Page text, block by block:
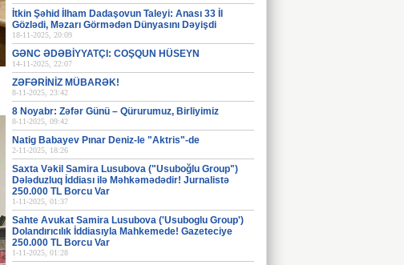
İtkin Şəhid İlham Dadaşovun Taleyi: Anası 33 İl
Gözlədi, Məzarı Görmədən Dünyasını Dəyişdi
18-11-2025, 20:09
GƏNC ƏDƏBİYYATÇI: COŞQUN HÜSEYN
14-11-2025, 22:07
ZƏFƏRİNİZ MÜBARƏK!
8-11-2025, 23:42
8 Noyabr: Zəfər Günü – Qürurumuz, Birliyimiz
8-11-2025, 09:42
Natig Babayev Pınar Deniz-le "Aktris"-de
2-11-2025, 18:26
Saxta Vəkil Samira Lusubova ("Usuboğlu Group")
Dələduzluq İddiası ilə Məhkəmədədir! Jurnalistə
250.000 TL Borcu Var
1-11-2025, 01:37
Sahte Avukat Samira Lusubova ('Usuboglu Group')
Dolandırıcılık İddiasıyla Mahkemede! Gazeteciye
250.000 TL Borcu Var
1-11-2025, 01:28